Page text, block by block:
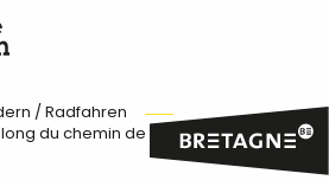
/ Radfahren
du chemin de halage